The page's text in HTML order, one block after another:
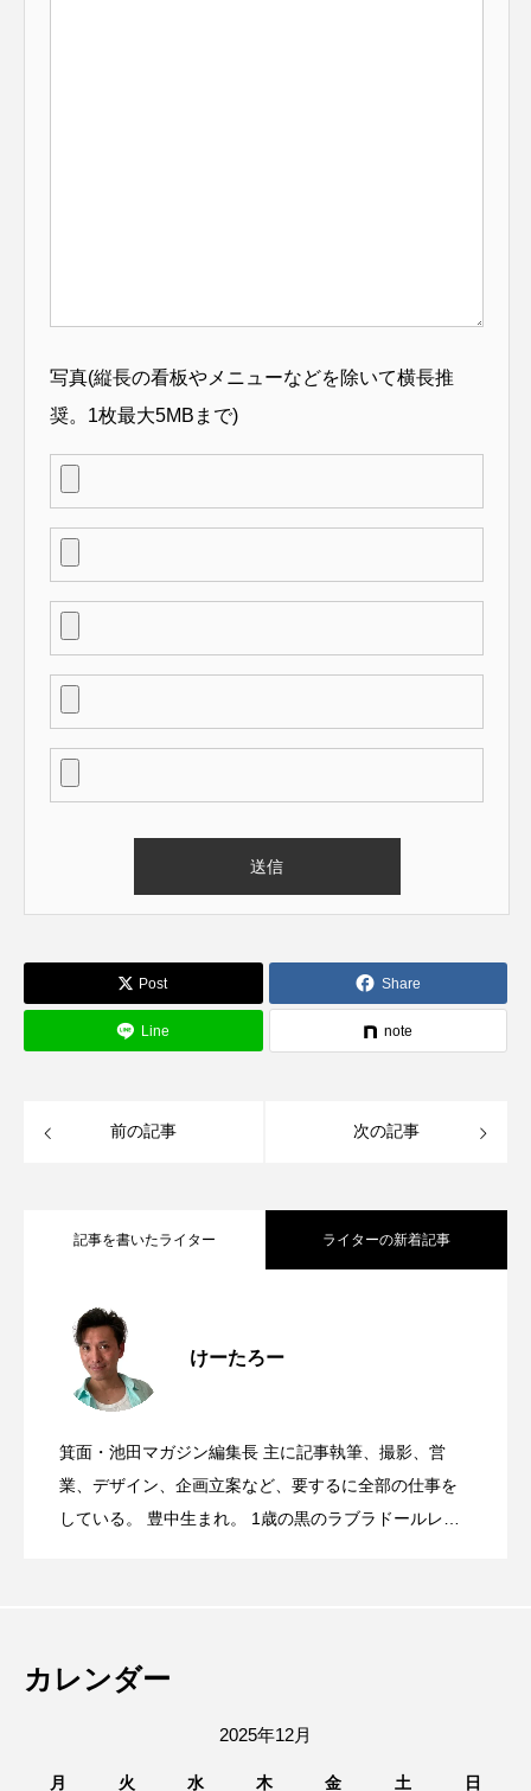
写真(縦長の看板やメニューなどを除いて横長推
奨。1枚最大5MBまで)
Post Share
Line note
前の記事 次の記事
記事を書いたライター ライターの新着記事
けーたろー
箕面・池田マガジン編集長 主に記事執筆、撮影、営
業、デザイン、企画立案など、要するに全部の仕事を
している。 豊中生まれ。 1歳の黒のラブラドールレト
2026.08.08
国の味と日本で学んだ珈琲とお茶の世界
2026.08.07
年記念！夏なので、カブトムシとかいり
2026.08.06 サンシティ地下1階に、宝塚ゴールドがオ
みたい。
キ池田駅前店が7/26で閉店したみたい。
カレンダー
2025年12月
月 火 水 木 金 土 日